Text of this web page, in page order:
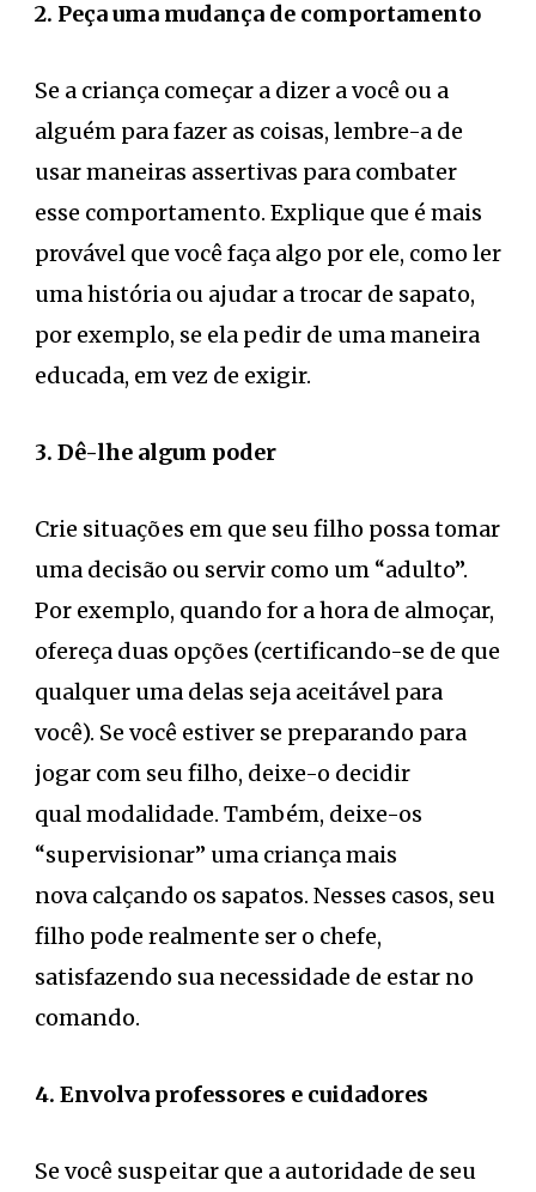
2. Peça uma mudança de comportamento
Se a criança começar a dizer a você ou a
alguém para fazer as coisas, lembre-a de
usar maneiras assertivas para combater
esse comportamento. Explique que é mais
provável que você faça algo por ele, como ler
uma história ou ajudar a trocar de sapato,
por exemplo, se ela pedir de uma maneira
educada, em vez de exigir.
3. Dê-lhe algum poder
Crie situações em que seu filho possa tomar
uma decisão ou servir como um “adulto”.
Por exemplo, quando for a hora de almoçar,
ofereça duas opções (certificando-se de que
qualquer uma delas seja aceitável para
você). Se você estiver se preparando para
jogar com seu filho, deixe-o decidir
qual modalidade. Também, deixe-os
“supervisionar” uma criança mais
nova calçando os sapatos. Nesses casos, seu
filho pode realmente ser o chefe,
satisfazendo sua necessidade de estar no
comando.
4. Envolva professores e cuidadores
Se você suspeitar que a autoridade de seu